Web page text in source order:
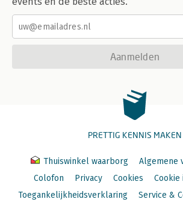
Aanmelden
PRETTIG KENNIS MAKEN
Thuiswinkel waarborg
Algemene
Colofon
Privacy Cookies
Toegankelijkheidsverklaring
Service &